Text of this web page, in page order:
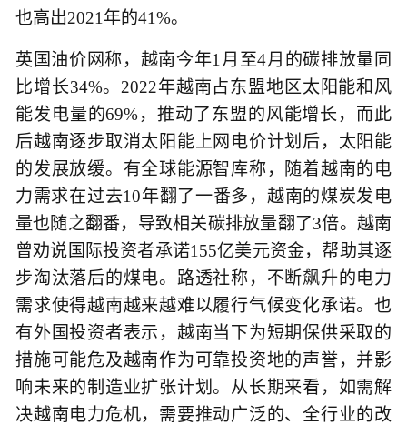
也高出2021年的41%。
英国油价网称，越南今年1月至4月的碳排放量同
比增长34%。2022年越南占东盟地区太阳能和风
能发电量的69%，推动了东盟的风能增长，而此
后越南逐步取消太阳能上网电价计划后，太阳能
的发展放缓。有全球能源智库称，随着越南的电
力需求在过去10年翻了一番多，越南的煤炭发电
量也随之翻番，导致相关碳排放量翻了3倍。越南
曾劝说国际投资者承诺155亿美元资金，帮助其逐
步淘汰落后的煤电。路透社称，不断飙升的电力
需求使得越南越来越难以履行气候变化承诺。也
有外国投资者表示，越南当下为短期保供采取的
措施可能危及越南作为可靠投资地的声誉，并影
响未来的制造业扩张计划。从长期来看，如需解
决越南电力危机，需要推动广泛的、全行业的改